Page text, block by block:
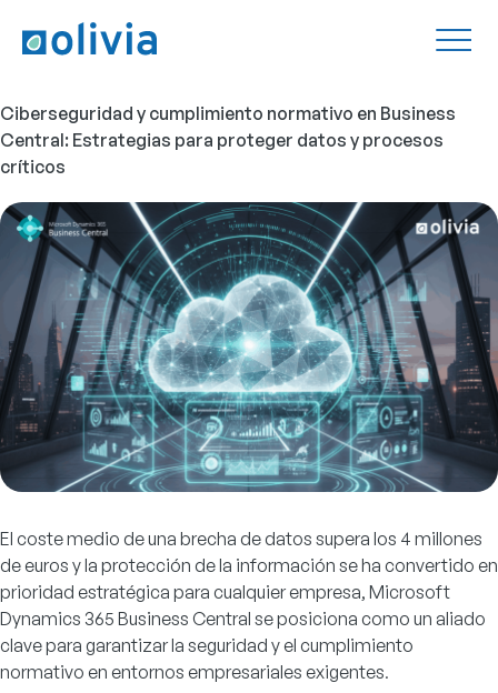
Ciberseguridad y cumplimiento normativo en Business
Central: Estrategias para proteger datos y procesos
críticos
El coste medio de una brecha de datos supera los 4 millones
de euros y la protección de la información se ha convertido en
prioridad estratégica para cualquier empresa, Microsoft
Dynamics 365 Business Central se posiciona como un aliado
clave para garantizar la seguridad y el cumplimiento
normativo en entornos empresariales exigentes.